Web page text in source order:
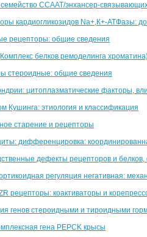
CCAAT/энхансер-
кардиогликозидов Na+,К+-АТФазы:
рецепторы: общие сведения
белков ремоделинга
стероидные: общие сведения
цитоплазматические факторы,
Кушинга: этиология и классификация
старение и рецепторы
дифференцировка:
дефекты рецепторов и
регуляция негативная:
рецепторы: коактиваторы и
генов стероидными и тироидными
гена PEPCK крысы